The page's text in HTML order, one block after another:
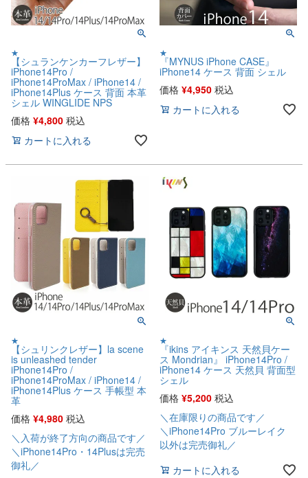
★
【シュランケンカーフレザー】
iPhone14Pro /
iPhone14ProMax / iPhone14 /
iPhone14Plus ケース 背面 本革
シェル WINGLIDE NPS
価格 ¥4,800 税込
カートに入れる
★
『MYNUS iPhone CASE』
iPhone14 ケース 背面 シェル
価格 ¥4,950 税込
カートに入れる
★
【シュリンクレザー】la scene
is unleashed tender
iPhone14Pro /
iPhone14ProMax / iPhone14 /
iPhone14Plus ケース 手帳型 本
革
価格 ¥4,980 税込
＼入荷が終了方向の商品です／
＼iPhone14Pro・14Plusは完売
御礼／
★
『ikins アイキンス 天然貝ケー
ス Mondrian』 iPhone14Pro /
iPhone14 ケース 天然貝 背面型
シェル
価格 ¥5,200 税込
＼在庫限りの商品です／
＼iPhone14Pro ブルーレイク
以外は完売御礼／
カートに入れる